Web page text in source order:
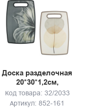
Доска разделочная
20*30*1,2см,
полипропилен, 2
дизайна
Код товара: 32/2033
Артикул: 852-161